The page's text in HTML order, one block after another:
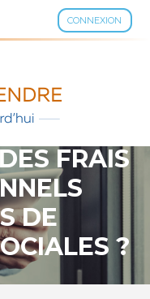
CONNEXION
FRAIS
DE
?